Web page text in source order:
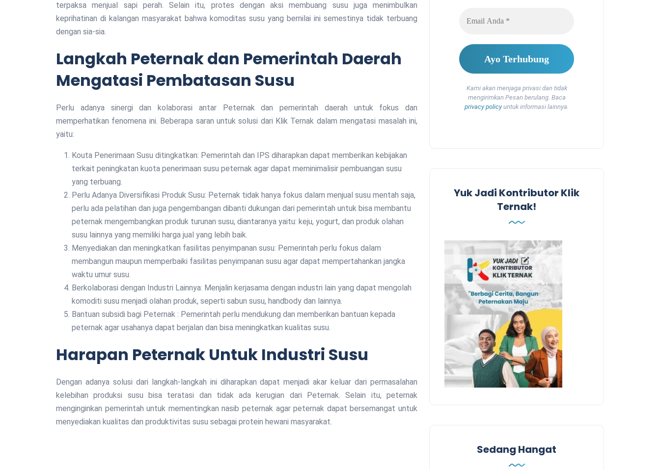
terpaksa menjual sapi perah. Selain itu, protes dengan aksi membuang susu juga menimbulkan
keprihatinan di kalangan masyarakat bahwa komoditas susu yang bernilai ini semestinya tidak terbuang
dengan sia-sia.
Langkah Peternak dan Pemerintah Daerah
Mengatasi Pembatasan Susu
Perlu adanya sinergi dan kolaborasi antar Peternak dan pemerintah daerah untuk fokus dan
memperhatikan fenomena ini. Beberapa saran untuk solusi dari Klik Ternak dalam mengatasi masalah ini,
yaitu:
Kouta Penerimaan Susu ditingkatkan: Pemerintah dan IPS diharapkan dapat memberikan kebijakan
terkait peningkatan kuota penerimaan susu peternak agar dapat meminimalisir pembuangan susu
yang terbuang.
Perlu Adanya Diversifikasi Produk Susu: Peternak tidak hanya fokus dalam menjual susu mentah saja,
perlu ada pelatihan dan juga pengembangan dibanti dukungan dari pemerintah untuk bisa membantu
peternak mengembangkan produk turunan susu, diantaranya yaitu: keju, yogurt, dan produk olahan
susu lainnya yang memiliki harga jual yang lebih baik.
Menyediakan dan meningkatkan fasilitas penyimpanan susu: Pemerintah perlu fokus dalam
membangun maupun memperbaiki fasilitas penyimpanan susu agar dapat mempertahankan jangka
waktu umur susu.
Berkolaborasi dengan Industri Lainnya: Menjalin kerjasama dengan industri lain yang dapat mengolah
komoditi susu menjadi olahan produk, seperti sabun susu, handbody dan lainnya.
Bantuan subsidi bagi Peternak : Pemerintah perlu mendukung dan memberikan bantuan kepada
peternak agar usahanya dapat berjalan dan bisa meningkatkan kualitas susu.
Harapan Peternak Untuk Industri Susu
Dengan adanya solusi dari langkah-langkah ini diharapkan dapat menjadi akar keluar dari permasalahan
kelebihan produksi susu bisa teratasi dan tidak ada kerugian dari Peternak. Selain itu, peternak
menginginkan pemerintah untuk mementingkan nasib peternak agar peternak dapat bersemangat untuk
menyediakan kualitas dan produktivitas susu sebagai protein hewani masyarakat.
Kami akan menjaga privasi dan tidak
mengirimkan Pesan berulang. Baca
privacy policyuntuk informasi lainnya.
Yuk Jadi Kontributor Klik
Ternak!
Sedang Hangat